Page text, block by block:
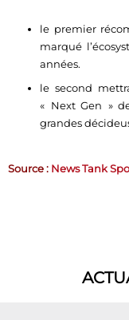
le premier
marqué
années.
le second
« Next Gen »
grandes
Source : News Tank